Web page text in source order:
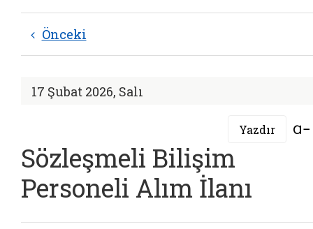
Önceki
17 Şubat 2026, Salı
Yazdır
Sözleşmeli Bilişim
Personeli Alım İlanı